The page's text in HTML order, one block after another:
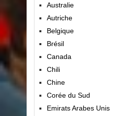
Australie
Autriche
Belgique
Brésil
Canada
Chili
Chine
Corée du Sud
Emirats Arabes Unis